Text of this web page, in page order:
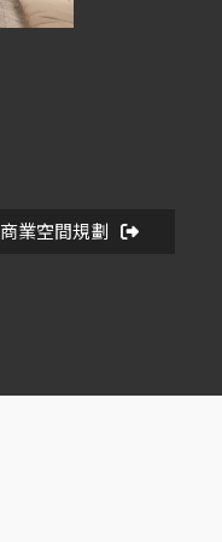
商業空間規劃